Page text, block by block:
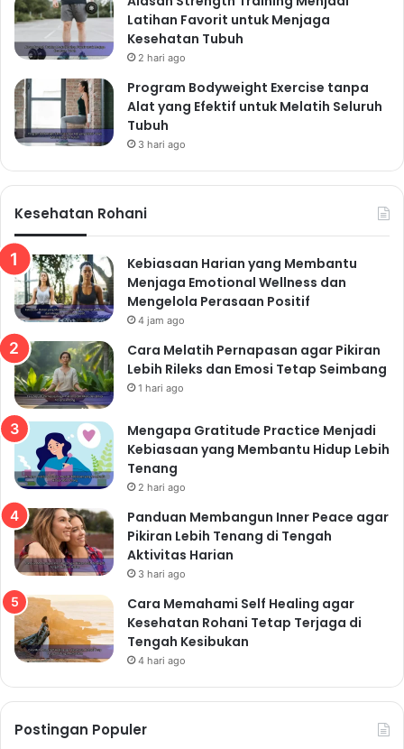
Latihan Favorit untuk Menjaga
Kesehatan Tubuh
2 hari ago
Program Bodyweight Exercise tanpa
Alat yang Efektif untuk Melatih Seluruh
Tubuh
3 hari ago
Kesehatan Rohani
Kebiasaan Harian yang Membantu
Menjaga Emotional Wellness dan
Mengelola Perasaan Positif
4 jam ago
Cara Melatih Pernapasan agar Pikiran
Lebih Rileks dan Emosi Tetap Seimbang
1 hari ago
Mengapa Gratitude Practice Menjadi
Kebiasaan yang Membantu Hidup Lebih
Tenang
2 hari ago
Panduan Membangun Inner Peace agar
Pikiran Lebih Tenang di Tengah
Aktivitas Harian
3 hari ago
Cara Memahami Self Healing agar
Kesehatan Rohani Tetap Terjaga di
Tengah Kesibukan
4 hari ago
Postingan Populer